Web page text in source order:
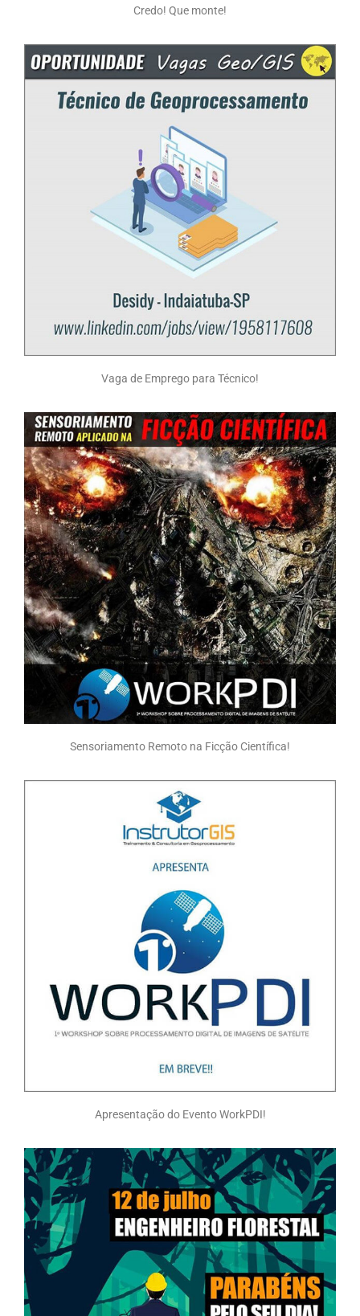
Credo! Que monte!
Vaga de Emprego para Técnico!
Sensoriamento Remoto na Ficção Científica!
Apresentação do Evento WorkPDI!